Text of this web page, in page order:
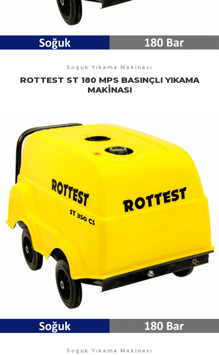
Soğuk Yıkama Makinası
ROTTEST ST 180 MPS BASINÇLI YIKAMA
MAKINASI
Soğuk Yıkama Makinası